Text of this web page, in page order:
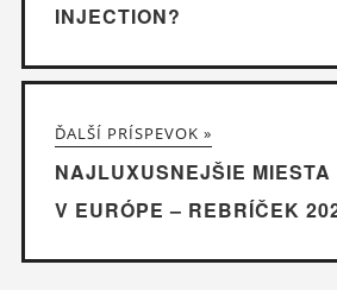
INJECTION?
ĎALŠÍ PRÍSPEVOK »
NAJLUXUSNEJŠIE
V EURÓPE – REBRÍČEK